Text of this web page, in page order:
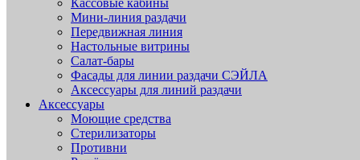
Кассовые кабины
Мини-линия раздачи
Передвижная линия
Настольные витрины
Салат-бары
Фасады для линии раздачи СЭЙЛА
Аксессуары для линий раздачи
Аксессуары
Моющие средства
Стерилизаторы
Противни